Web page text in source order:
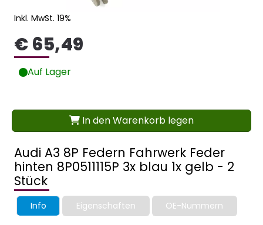
Audi A3 8P Federn Fahrwerk Feder
hinten 8P0511115P 3x blau 1x gelb - 2
Stück
Info Eigenschaften OE-Nummern
Inkl. MwSt. 19%
€ 65,49
Auf Lager
In den Warenkorb legen